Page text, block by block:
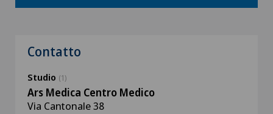
Contatto
Studio (1)
Ars Medica Centro Medico
Via Cantonale 38